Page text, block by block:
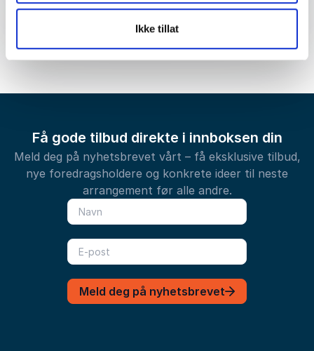
Ikke tillat
Få gode tilbud direkte i innboksen din
Meld deg på nyhetsbrevet vårt – få eksklusive tilbud,
nye foredragsholdere og konkrete ideer til neste
arrangement før alle andre.
Meld deg på nyhetsbrevet